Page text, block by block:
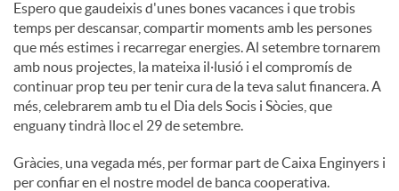
Espero que gaudeixis d'unes bones vacances i que trobis
temps per descansar, compartir moments amb les persones
que més estimes i recarregar energies. Al setembre tornarem
amb nous projectes, la mateixa il·lusió i el compromís de
continuar prop teu per tenir cura de la teva salut financera. A
més, celebrarem amb tu el Dia dels Socis i Sòcies, que
enguany tindrà lloc el 29 de setembre.
Gràcies, una vegada més, per formar part de Caixa Enginyers i
per confiar en el nostre model de banca cooperativa.